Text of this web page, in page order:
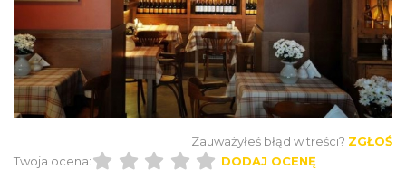
Zauważyłeś błąd w treści? ZGŁOŚ
Twoja ocena:
DODAJ OCENĘ